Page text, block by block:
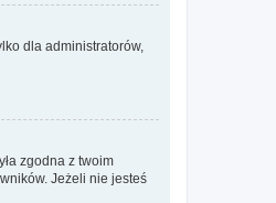
dla administratorów,
zgodna z twoim
Jeżeli nie jesteś